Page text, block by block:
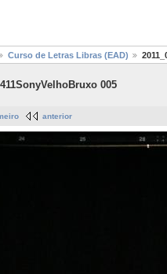
Curso de Letras Libras (EAD)
005
anterior